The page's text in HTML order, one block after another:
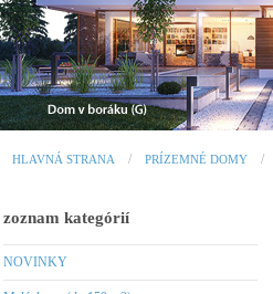
HLAVNÁ STRANA PRÍZEMNÉ DOMY
zoznam kategórií
NOVINKY